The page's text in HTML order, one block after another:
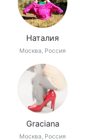
Наталия
Москва, Россия
Grаciаnа
Москва, Россия